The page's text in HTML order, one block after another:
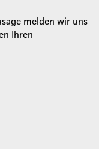
melden wir uns
Ihren